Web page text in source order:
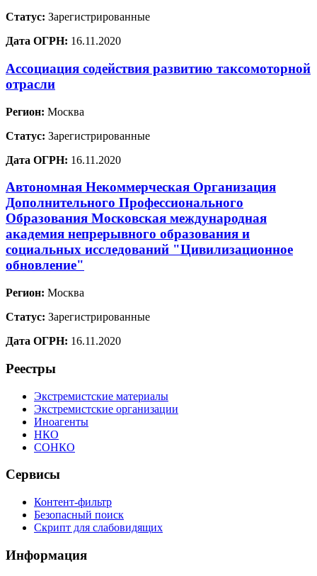
Статус: Зарегистрированные
Дата ОГРН: 16.11.2020
Ассоциация содействия развитию таксомоторной
отрасли
Регион: Москва
Статус: Зарегистрированные
Дата ОГРН: 16.11.2020
Автономная Некоммерческая Организация
Дополнительного Профессионального
Образования Московская международная
академия непрерывного образования и
социальных исследований "Цивилизационное
обновление"
Регион: Москва
Статус: Зарегистрированные
Дата ОГРН: 16.11.2020
Реестры
Экстремистские материалы
Экстремистские организации
Иноагенты
НКО
СОНКО
Сервисы
Контент-фильтр
Безопасный поиск
Скрипт для слабовидящих
Информация